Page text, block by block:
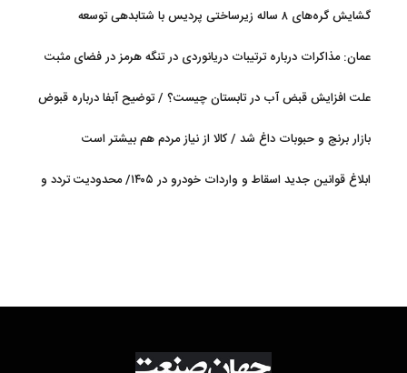
گشایش گره‌های ۸ ساله زیرساختی پردیس با شتابدهی توسعه
عمان: مذاکرات درباره ترتیبات دریانوردی در تنگه هرمز در فضای مثبت
علت افزایش قبض آب در تابستان چیست؟ / توضیح آبفا درباره قبوض
بازار برنج و حبوبات داغ شد / کالا از نیاز مردم هم بیشتر است
ابلاغ قوانین جدید اسقاط و واردات خودرو در ۱۴۰۵/ محدودیت تردد و